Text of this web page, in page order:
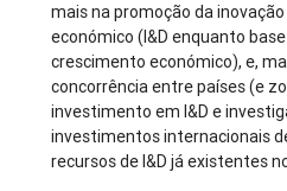
mais na promoção da
económico (I&D enquanto
crescimento económico), e,
concorrência entre países (e
investimento em I&D e
investimentos internacionais
recursos de I&D já existentes